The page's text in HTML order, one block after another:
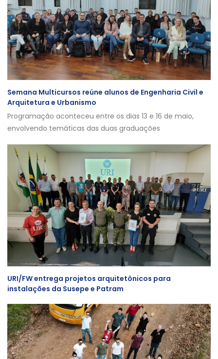
Semana Multicursos reúne alunos de Engenharia Civil e
Arquitetura e Urbanismo
Programação aconteceu entre os dias 13 e 16 de maio,
envolvendo temáticas das duas graduações
URI/FW entrega projetos arquitetônicos para
instalações da Susepe e Patram